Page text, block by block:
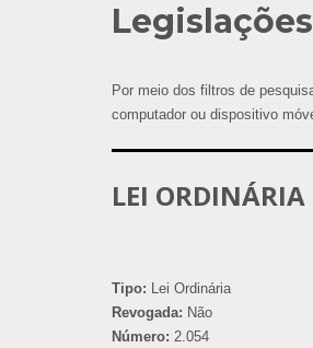
Legislações
Por meio dos filtros de
computador ou dispositivo
LEI
Tipo: Lei Ordinária
Revogada: Não
Número: 2.054